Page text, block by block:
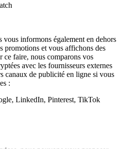
vous informons également en dehors
promotions et vous affichons des
ce faire, nous comparons vos
avec les fournisseurs externes
canaux de publicité en ligne si vous
:
LinkedIn, Pinterest, TikTok